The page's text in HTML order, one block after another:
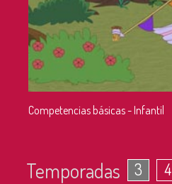
Competencias básicas - Infantil
Temporadas 3 4